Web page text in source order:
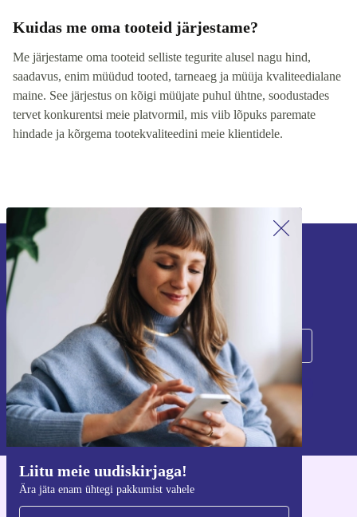
Kuidas me oma tooteid järjestame?
Me järjestame oma tooteid selliste tegurite alusel nagu hind,
saadavus, enim müüdud tooted, tarneaeg ja müüja kvaliteedialane
maine. See järjestus on kõigi müüjate puhul ühtne, soodustades
tervet konkurentsi meie platvormil, mis viib lõpuks paremate
hindade ja kõrgema tootekvaliteedini meie klientidele.
Liitu meie uudiskirjaga!
Ära jäta enam ühtegi pakkumist vahele
Liitu meie uudiskirjaga!
Ära jäta enam ühtegi pakkumist vahele.
Registreeru
Teavet isikuandmete kasutamise kohta leiate meie
privaatsuspoliitikast .
Hangi refurbed rakendus
iOS-i ja Androidi jaoks